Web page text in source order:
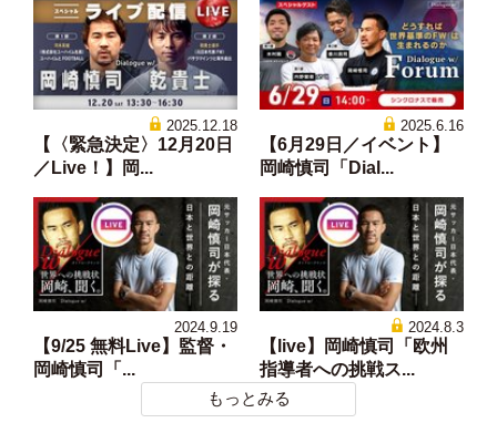
2025.12.18
【〈緊急決定〉12月20日
／Live！】岡...
2025.6.16
【6月29日／イベント】
岡崎慎司「Dial...
2024.9.19
【9/25 無料Live】監督・
岡崎慎司「...
2024.8.3
【live】岡崎慎司「欧州
指導者への挑戦ス...
もっとみる